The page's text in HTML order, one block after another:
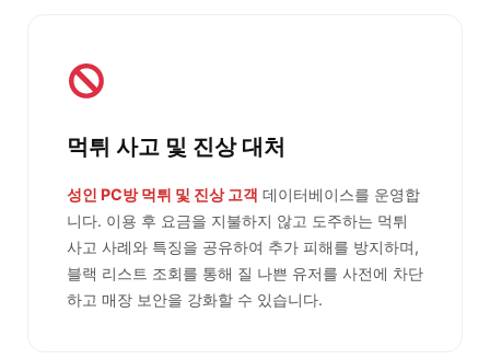
먹튀 사고 및 진상 대처
성인 PC방 먹튀 및 진상 고객 데이터베이스를 운영합
니다. 이용 후 요금을 지불하지 않고 도주하는 먹튀
사고 사례와 특징을 공유하여 추가 피해를 방지하며,
블랙 리스트 조회를 통해 질 나쁜 유저를 사전에 차단
하고 매장 보안을 강화할 수 있습니다.